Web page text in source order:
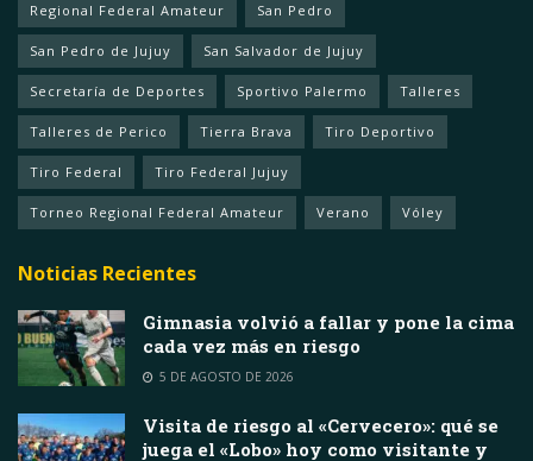
Regional Federal Amateur San Pedro
San Pedro de Jujuy San Salvador de Jujuy
Secretaría de Deportes Sportivo Palermo Talleres
Talleres de Perico Tierra Brava Tiro Deportivo
Tiro Federal Tiro Federal Jujuy
Torneo Regional Federal Amateur Verano Vóley
Noticias Recientes
Gimnasia volvió a fallar y pone la cima
cada vez más en riesgo
5 DE AGOSTO DE 2026
Visita de riesgo al «Cervecero»: qué se
juega el «Lobo» hoy como visitante y